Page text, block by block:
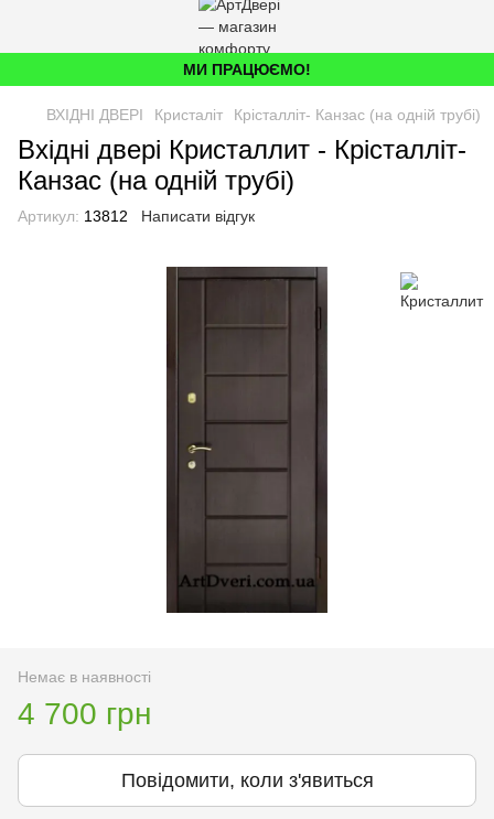
МИ ПРАЦЮЄМО!
ВХІДНІ ДВЕРІ Кристаліт Крісталліт- Канзас (на одній трубі)
Вхідні двері Кристаллит - Крісталліт-
Канзас (на одній трубі)
Артикул: 13812 Написати відгук
Немає в наявності
4 700 грн
Повідомити, коли з'явиться